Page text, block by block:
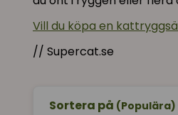
Vill du köpa en
// Supercat.se
Sortera på (Populära)